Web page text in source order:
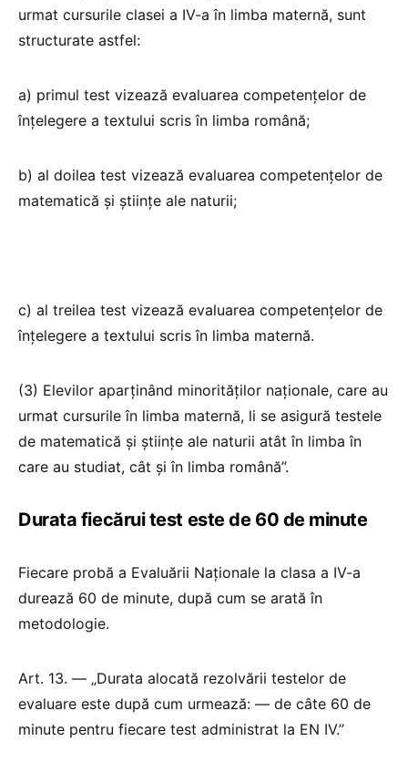
urmat cursurile clasei a IV-a în limba maternă, sunt
structurate astfel:
a) primul test vizează evaluarea competențelor de
înțelegere a textului scris în limba română;
b) al doilea test vizează evaluarea competențelor de
matematică și științe ale naturii;
c) al treilea test vizează evaluarea competențelor de
înțelegere a textului scris în limba maternă.
(3) Elevilor aparținând minorităților naționale, care au
urmat cursurile în limba maternă, li se asigură testele
de matematică și științe ale naturii atât în limba în
care au studiat, cât și în limba română”.
Durata fiecărui test este de 60 de minute
Fiecare probă a Evaluării Naționale la clasa a IV-a
durează 60 de minute, după cum se arată în
metodologie.
Art. 13. — „Durata alocată rezolvării testelor de
evaluare este după cum urmează: — de câte 60 de
minute pentru fiecare test administrat la EN IV.”